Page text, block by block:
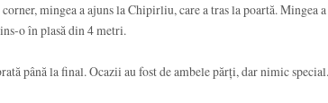
mingea a ajuns la Chipirliu, care a tras la poartă. Mingea
o în plasă din 4 metri.
până la final. Ocazii au fost de ambele părți, dar nimic special.